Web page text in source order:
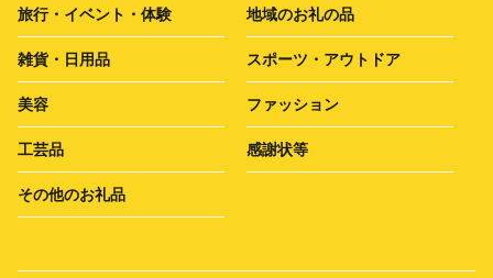
旅行・イベント・体験 地域のお礼の品
雑貨・日用品 スポーツ・アウトドア
美容 ファッション
工芸品 感謝状等
その他のお礼品